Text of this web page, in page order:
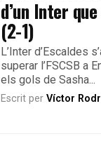
d’un Inter
(2-1)
L’Inter d’Escaldes
superar l’FSCSB a
els gols de Sasha...
Escrit perVíctor